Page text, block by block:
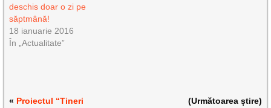
deschis doar o zi pe
săptmână!
18 ianuarie 2016
În „Actualitate”
« Proiectul “Tineri
(Următoarea știre)